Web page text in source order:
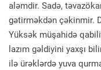
aləmdir. Sadə,
gətirməkdən çəkinmir.
Yüksək müşahidə
lazım gəldiyini yaxşı
ilə ürəklərdə yuva